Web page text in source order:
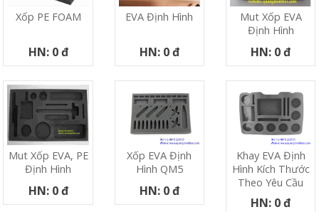
Xốp PE FOAM
HN: 0 đ
EVA Định Hình
HN: 0 đ
Mut Xốp EVA
Định Hình
HN: 0 đ
Mut Xốp EVA, PE
Định Hình
HN: 0 đ
Xốp EVA Định
Hình QM5
HN: 0 đ
Khay EVA Định
Hình Kích Thước
Theo Yêu Cầu
HN: 0 đ